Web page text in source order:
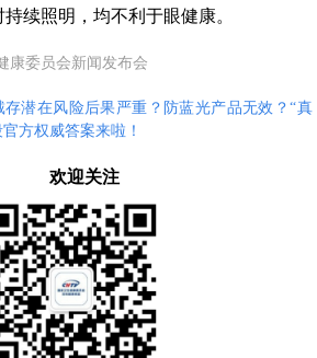
续照明，均不利于眼健康。
康委员会新闻发布会
存潜在风险后果严重？防蓝光产品无效？“真
方权威答案来啦！
欢迎关注